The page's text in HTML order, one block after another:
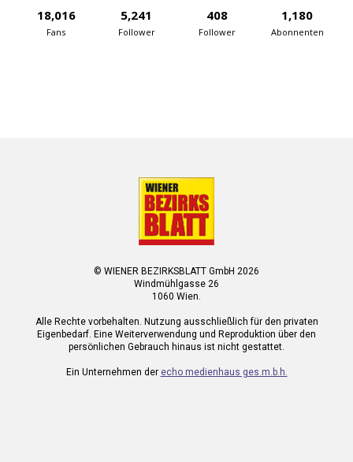
18,016
Fans
5,241
Follower
408
Follower
1,180
Abonnenten
© WIENER BEZIRKSBLATT GmbH 2026
Windmühlgasse 26
1060 Wien.
Alle Rechte vorbehalten. Nutzung ausschließlich für den privaten
Eigenbedarf. Eine Weiterverwendung und Reproduktion über den
persönlichen Gebrauch hinaus ist nicht gestattet.
Ein Unternehmen der echo medienhaus ges.m.b.h.